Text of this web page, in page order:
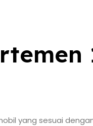
yang sesuai